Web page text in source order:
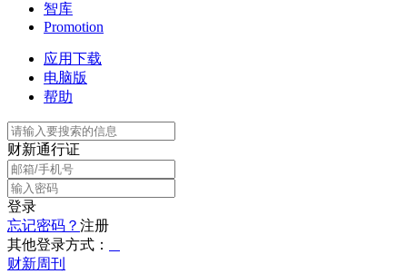
智库
Promotion
应用下载
电脑版
帮助
财新通行证
登录
忘记密码？ 注册
其他登录方式：
财新周刊